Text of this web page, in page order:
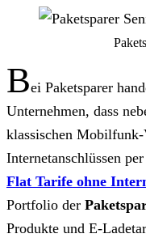
Bei Paketsparer
Unternehmen, dass
klassischen
Internetanschlüssen
Flat Tarife ohne
Portfolio der
Produkte und E-